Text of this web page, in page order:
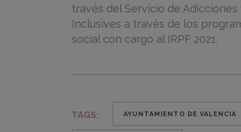
través del Servicio de
Inclusives a través de los
social con cargo al IRPF 2021.
TAGS: AYUNTAMIENTO DE VALENCIA